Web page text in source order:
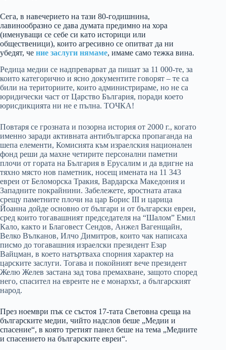
Сега, в навечерието на тази 80-годишнина,
лавинообразно се дава думата предимно на хора
(именуващи се себе си като историци или
общественици), които агресивно се опитват да ни
убедят, че ние заслуги нямаме, имаме само тежка вина.
Редица медии се надпреварват да пишат за 11 000-те, за
които категорично и ясно документите говорят – те са
били на териториите, които администрираме, но не са
юридически част от Царство България, поради което
юрисдикцията ни не е пълна. ТОЧКА!
Повтаря се грозната и позорна история от 2000 г., когато
именно заради активната антибългарска пропаганда на
шепа елементи, Комисията към израелския национален
фонд реши да махне четирите персонални паметни
плочи от гората на България в Ерусалим и да вдигне на
тяхно място нов паметник, носещ имената на 11 343
евреи от Беломорска Тракия, Вардарска Македония и
Западните покрайнини. Забележете, яростната атака
срещу паметните плочи на цар Борис III и царица
Йоанна дойде основно от българи и от български евреи,
сред които тогавашният председателя на “Шалом” Емил
Кало, както и Благовест Сендов, Анжел Вагенщайн,
Велко Вълканов, Илчо Димитров, които чак написаха
писмо до тогавашния израелски президент Езар
Вайцман, в което натъртваха спорния характер на
царските заслуги. Тогава и покойният вече президент
Желю Желев застана зад това премахване, защото според
него, спасител на евреите не е монархът, а българският
народ.
През ноември пък се състоя 17-тата Световна среща на
българските медии, чийто надслов беше „Медии и
спасение“, в която третият панел беше на тема „Медиите
и спасението на българските евреи“.